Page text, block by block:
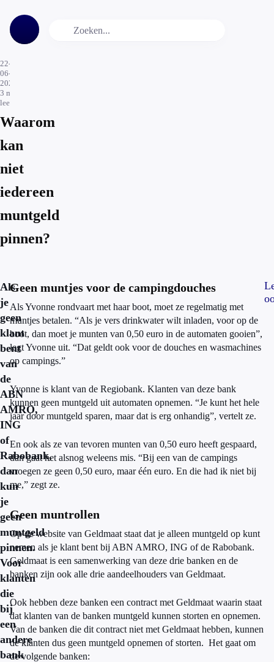
22-
06-
2024
3 min.
leestijd
Waarom
kan
niet
iedereen
muntgeld
pinnen?
Als
je
geen
klant
bent
van
de
ABN
AMRO,
ING
of
Rabobank,
dan
kun
je
geen
muntgeld
pinnen.
Voor
klanten
die
bij
een
andere
bank
Geen muntjes voor de campingdouches
Als Yvonne rondvaart met haar boot, moet ze regelmatig met
muntjes betalen. “Als je vers drinkwater wilt inladen, voor op de
boot, dan moet je munten van 0,50 euro in de automaten gooien”,
legt Yvonne uit. “Dat geldt ook voor de douches en wasmachines
op campings.”
Yvonne is klant van de Regiobank. Klanten van deze bank
kunnen geen muntgeld uit automaten opnemen. “Je kunt het hele
jaar door muntgeld sparen, maar dat is erg onhandig”, vertelt ze.
En ook als ze van tevoren munten van 0,50 euro heeft gespaard,
dan gaat het alsnog weleens mis. “Bij een van de campings
vroegen ze geen 0,50 euro, maar één euro. En die had ik niet bij
me,” zegt ze.
Geen muntrollen
Op de website van Geldmaat staat dat je alleen muntgeld op kunt
nemen als je klant bent bij ABN AMRO, ING of de Rabobank.
Geldmaat is een samenwerking van deze drie banken en de
banken zijn ook alle drie aandeelhouders van Geldmaat.
Ook hebben deze banken een contract met Geldmaat waarin staat
dat klanten van de banken muntgeld kunnen storten en opnemen.
Van de banken die dit contract niet met Geldmaat hebben, kunnen
de klanten dus geen muntgeld opnemen of storten. Het gaat om
de volgende banken: